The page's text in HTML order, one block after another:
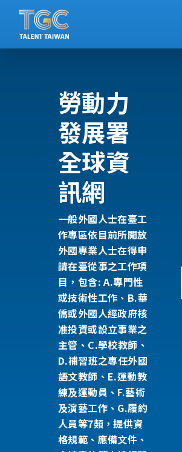
勞動力
發展署
全球資
訊網
一般外國人士在臺工
作專區依目前所開放
外國專業人士在得申
請在臺從事之工作項
目，包含: A.專門性
或技術性工作、B.華
僑或外國人經政府核
准投資或設立事業之
主管、C.學校教師、
D.補習班之專任外國
語文教師、E.運動教
練及運動員、F.藝術
及演藝工作、G.履約
人員等7類，提供資
格規範、應備文件、